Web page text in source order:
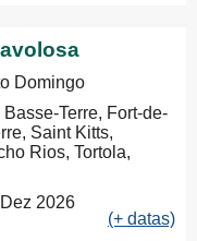
Domingo
Terre, Fort-de-
Saint Kitts,
Rios, Tortola,
2026
(+ datas)